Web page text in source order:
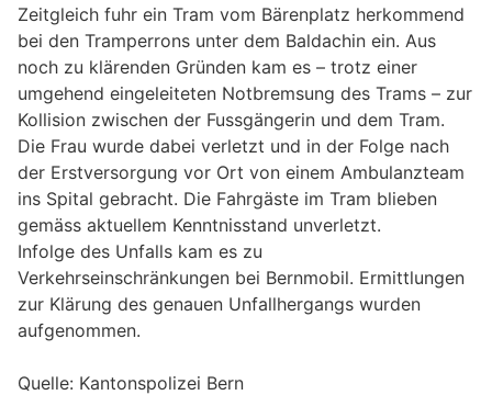
Zeitgleich fuhr ein Tram vom Bärenplatz herkommend
bei den Tramperrons unter dem Baldachin ein. Aus
noch zu klärenden Gründen kam es – trotz einer
umgehend eingeleiteten Notbremsung des Trams – zur
Kollision zwischen der Fussgängerin und dem Tram.
Die Frau wurde dabei verletzt und in der Folge nach
der Erstversorgung vor Ort von einem Ambulanzteam
ins Spital gebracht. Die Fahrgäste im Tram blieben
gemäss aktuellem Kenntnisstand unverletzt.
Infolge des Unfalls kam es zu
Verkehrseinschränkungen bei Bernmobil. Ermittlungen
zur Klärung des genauen Unfallhergangs wurden
aufgenommen.
Quelle: Kantonspolizei Bern